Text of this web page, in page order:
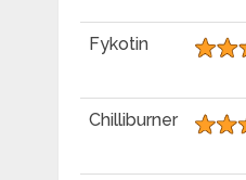
Fykotin
Chilliburner